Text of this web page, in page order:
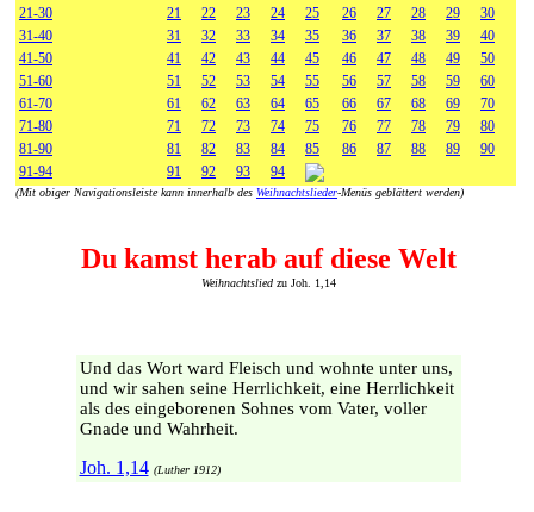
21-30 21 22 23 24 25 26 27 28 29
30
31-40
31 32 33 34 35 36 37 38 39
40
41-50
41 42 43 44 45 46 47 48 49
50
51-60
51 52 53 54 55 56 57 58 59
60
61-70
61 62 63 64 65 66 67 68 69
70
71-80
71 72 73 74 75 76 77 78 79
80
81-90
81 82 83 84 85 86 87 88 89
90
91-94
91 92 93 94
(Mit obiger Navigationsleiste kann innerhalb des Weihnachtslieder-Menüs geblättert werden)
Du kamst herab auf diese Welt
Weihnachtsliedzu Joh. 1,14
Und das Wort ward Fleisch und wohnte unter uns,
und wir sahen seine Herrlichkeit, eine Herrlichkeit
als des eingeborenen Sohnes vom Vater, voller
Gnade und Wahrheit.
Joh. 1,14 (Luther 1912)